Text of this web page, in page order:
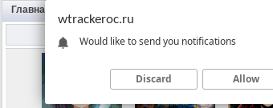
Главная
wtrackeroc.ru
Would like to send you notifications
Discard Allow